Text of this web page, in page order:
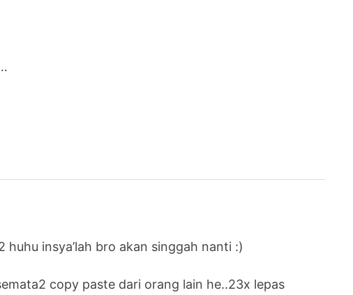
insya’lah bro akan singgah nanti :)
copy paste dari orang lain he..23x lepas